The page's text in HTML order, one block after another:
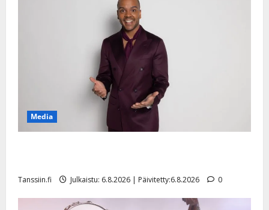
Media
Tanssiin.fi Julkaistu: 6.8.2026 | Päivitetty:6.8.2026 0